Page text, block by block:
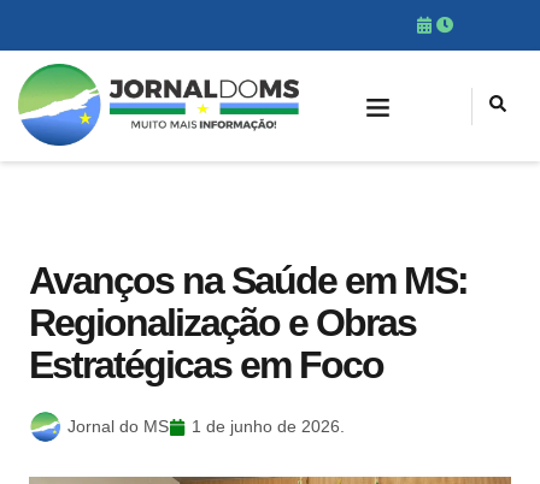
Avanços na Saúde em MS:
Regionalização e Obras
Estratégicas em Foco
Jornal do MS 1 de junho de 2026.